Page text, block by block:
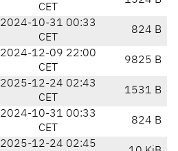
CET
2024-10-31 00:33
CET
824 B
2024-12-09 22:00
CET
9825 B
2025-12-24 02:43
CET
1531 B
2024-10-31 00:33
CET
824 B
2025-12-24 02:45